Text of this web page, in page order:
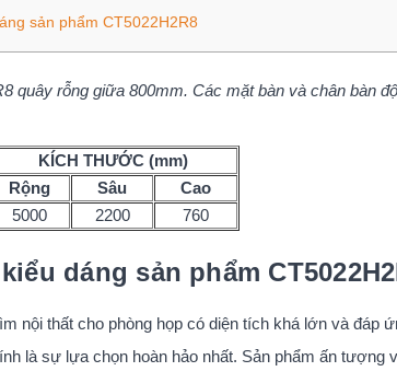
sản phẩm CT5022H2R8
quây rỗng giữa 800mm. Các mặt bàn và chân bàn
KÍCH THƯỚC (mm)
Rộng
Sâu
Cao
5000 2200 760
dáng sản phẩm
nội thất cho phòng họp có diện tích khá lớn và
là sự lựa chọn hoàn hảo nhất. Sản phẩm ấn tượng